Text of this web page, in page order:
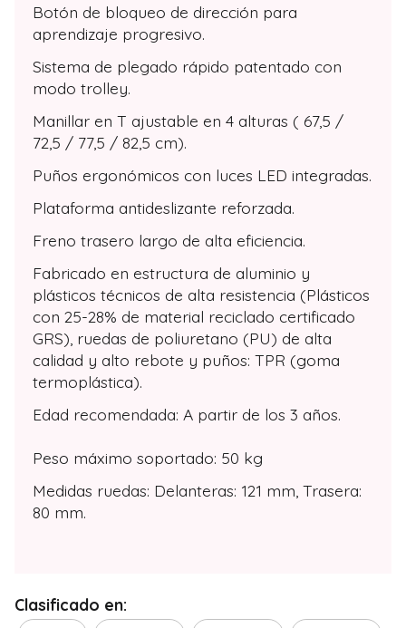
Botón de bloqueo de dirección para
aprendizaje progresivo.
Sistema de plegado rápido patentado con
modo trolley.
Manillar en T ajustable en 4 alturas ( 67,5 /
72,5 / 77,5 / 82,5 cm).
Puños ergonómicos con luces LED integradas.
Plataforma antideslizante reforzada.
Freno trasero largo de alta eficiencia.
Fabricado en estructura de aluminio y
plásticos técnicos de alta resistencia (Plásticos
con 25-28% de material reciclado certificado
GRS), ruedas de poliuretano (PU) de alta
calidad y alto rebote y puños: TPR (goma
termoplástica).
Edad recomendada: A partir de los 3 años.
Peso máximo soportado: 50 kg
Medidas ruedas: Delanteras: 121 mm, Trasera:
80 mm.
Clasificado en: